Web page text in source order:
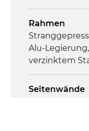
Steuerung
On/Off, E-
Rahmen
Alu-
verzinktem
Seitenwände